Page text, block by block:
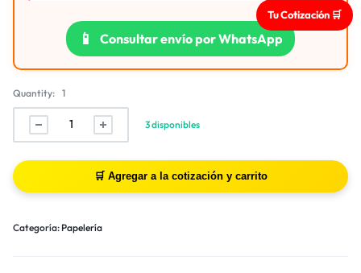
📱 Consultar envío por WhatsApp
Quantity: 1
3 disponibles
Categoría: Papelería
Tu Cotización 🛒